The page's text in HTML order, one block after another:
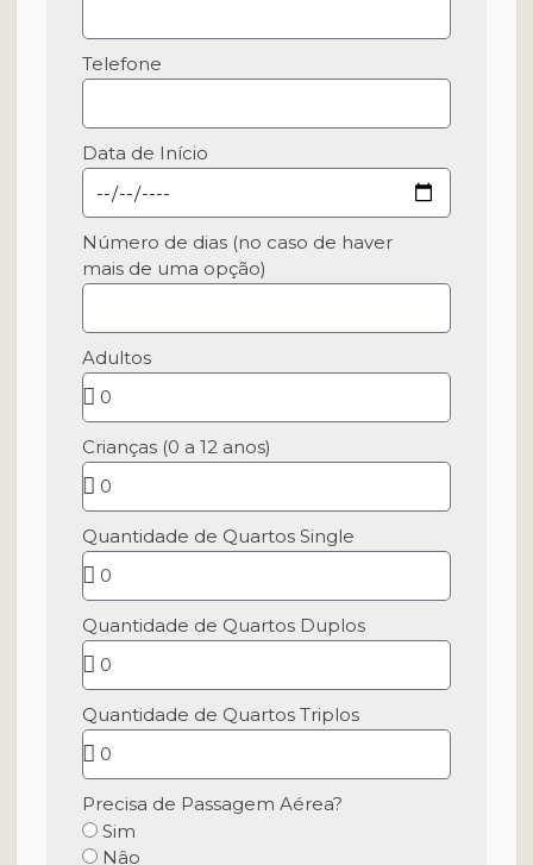
Telefone
Data de Início
Número de dias (no caso de haver
mais de uma opção)
Adultos
Crianças (0 a 12 anos)
Quantidade de Quartos Single
Quantidade de Quartos Duplos
Quantidade de Quartos Triplos
Precisa de Passagem Aérea?
Sim
Nâo